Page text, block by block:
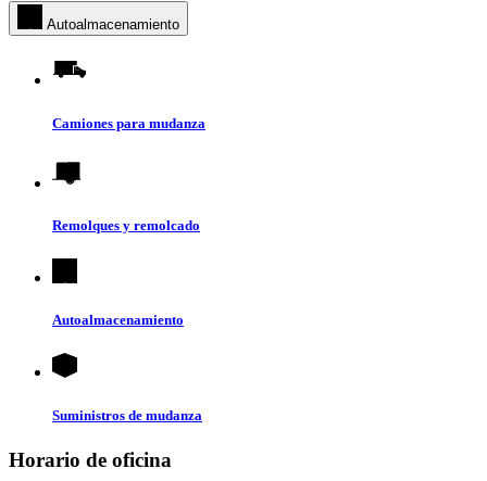
Autoalmacenamiento
Camiones para mudanza
Remolques y remolcado
Autoalmacenamiento
Suministros de mudanza
Horario de oficina